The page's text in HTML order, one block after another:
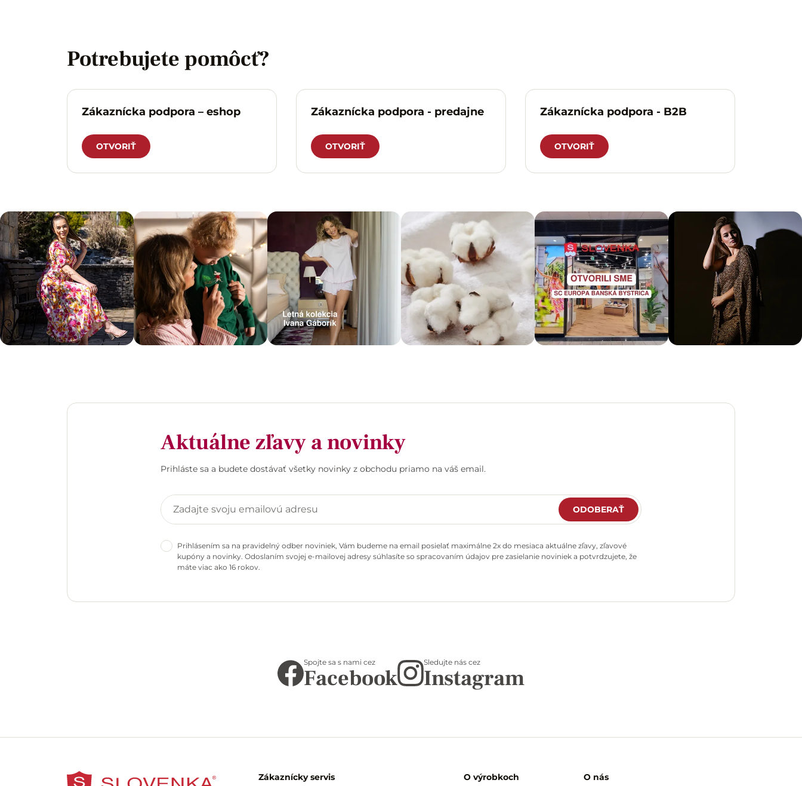
Potrebujete pomôcť?
Zákaznícka podpora – eshop
OTVORIŤ
Zákaznícka podpora - predajne
OTVORIŤ
Zákaznícka podpora - B2B
OTVORIŤ
Aktuálne zľavy a novinky
Prihláste sa a budete dostávať všetky novinky z obchodu priamo na váš email.
ODOBERAŤ
Prihlásením sa na pravidelný odber noviniek, Vám budeme na email posielať maximálne 2x do mesiaca aktuálne zľavy, zľavové
kupóny a novinky. Odoslaním svojej e-mailovej adresy súhlasíte so spracovaním údajov pre zasielanie noviniek a potvrdzujete, že
máte viac ako 16 rokov.
Spojte sa s nami cez
Facebook
Sledujte nás cez
Instagram
Zákaznícky servis O výrobkoch O nás